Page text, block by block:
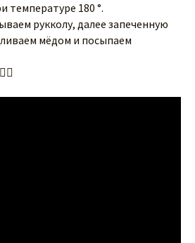
температуре 180 °.
рукколу, далее запеченную
мёдом и посыпаем